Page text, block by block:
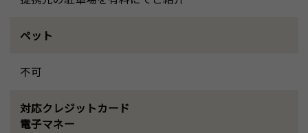
ペット
不可
対応クレジットカード
電子マネー